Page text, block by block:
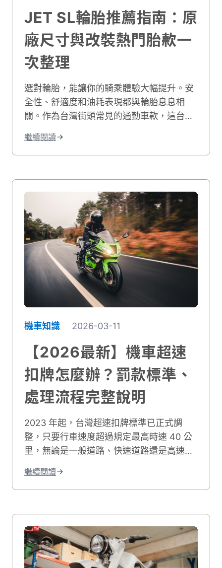
JET SL輪胎推薦指南：原
廠尺寸與改裝熱門胎款一
次整理
選對輪胎，能讓你的騎乘體驗大幅提升。安
全性、舒適度和油耗表現都與輪胎息息相
關。作為台灣街頭常見的通勤車款，這台車
擾。你是否也曾疑惑該選擇原廠規格還是改
裝胎款？各個品牌之間的差異在哪裡？如何
方案。我們整理了原廠尺寸規格介紹、熱門
品牌輪胎評比，以及實用的選購建議。內容
涵蓋正新、建大、騰森、IRC等台灣市場主
流品牌。無論你重視抓地力、耐磨度還是價
格考量，都能在這裡快速找到最適合自己騎
乘習慣的輪胎配置方案。讓我們一起深入了
解如何為愛車挑選理想的輪胎吧！
繼續閱讀
機車知識 2026-03-11
【2026最新】機車超速
扣牌怎麼辦？罰款標準、
處理流程完整說明
2023 年起，台灣超速扣牌標準已正式調
整，只要行車速度超過規定最高時速 40 公
里，無論是一般道路、快速道路還是高速公
修法讓不少機車騎士措手不及，尤其是習慣
在省道或郊區路段騎快的騎士，稍不注意就
機車超速扣牌的完整資訊，包含各路段速限
對照、罰款金額與記點標準、收到通知後的
處理流程，以及申訴、賣車等常見問題，方
繼續閱讀